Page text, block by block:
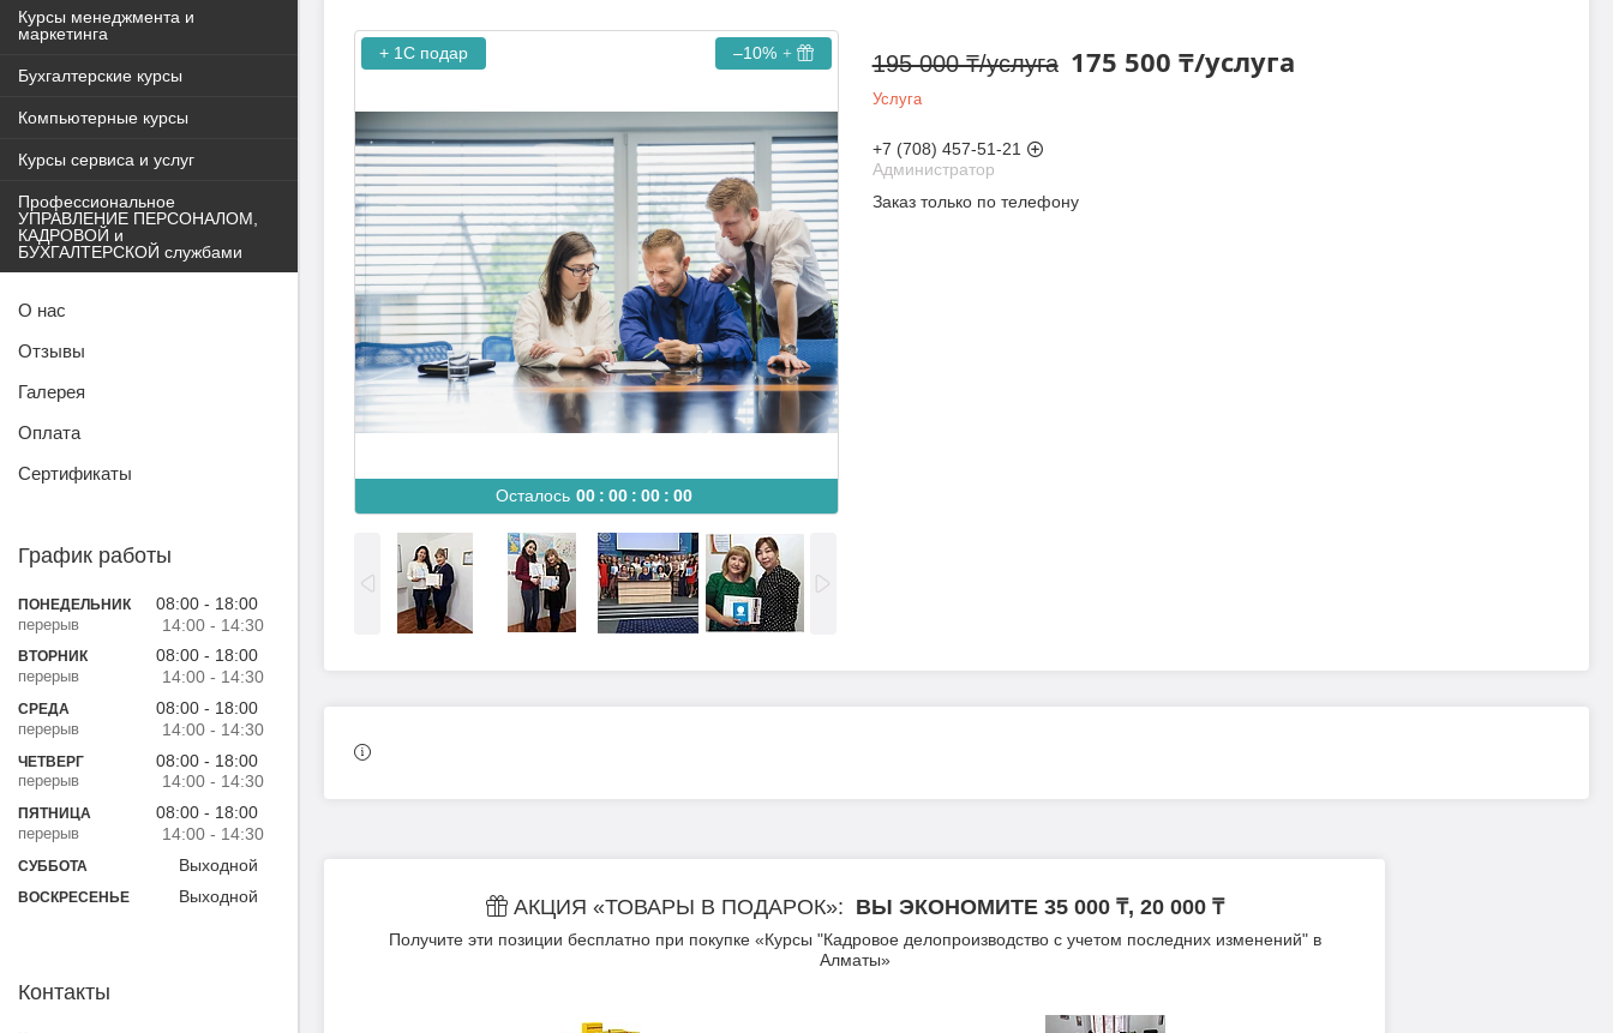
Осталось 00 00 00 00
+ 1С подар –10% 195 000 ₸/услуга 175 500 ₸/услуга
Услуга
+7 (708) 457-51-21
Администратор
Заказ только по телефону
АКЦИЯ «ТОВАРЫ В ПОДАРОК» ВЫ ЭКОНОМИТЕ 35 000 ₸, 20 000 ₸
Получите эти позиции бесплатно при покупке «Курсы "Кадровое делопроизводство с учетом последних изменений" в
Алматы»
Курсы менеджмента и
маркетинга
Бухгалтерские курсы
Компьютерные курсы
Курсы сервиса и услуг
Профессиональное
УПРАВЛЕНИЕ ПЕРСОНАЛОМ,
КАДРОВОЙ и
БУХГАЛТЕРСКОЙ службами
О нас
Отзывы
Галерея
Оплата
Сертификаты
График работы
ПОНЕДЕЛЬНИК 08:00
18:00
14:00
14:30
ВТОРНИК 08:00
18:00
14:00
14:30
СРЕДА 08:00
18:00
14:00
14:30
ЧЕТВЕРГ 08:00
18:00
14:00
14:30
ПЯТНИЦА 08:00
18:00
14:00
14:30
СУББОТА Выходной
ВОСКРЕСЕНЬЕ Выходной
Контакты